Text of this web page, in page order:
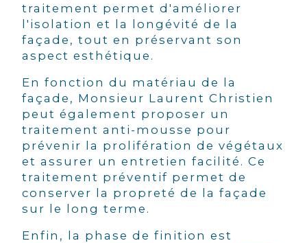
traitement permet d'améliorer
l'isolation et la longévité de la
façade, tout en préservant son
aspect esthétique.
En fonction du matériau de la
façade, Monsieur Laurent Christien
peut également proposer un
traitement anti-mousse pour
prévenir la prolifération de végétaux
et assurer un entretien facilité. Ce
traitement préventif permet de
conserver la propreté de la façade
sur le long terme.
Enfin, la phase de finition est